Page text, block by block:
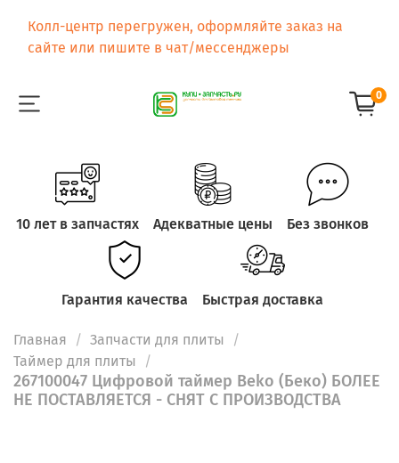
Колл-центр перегружен, оформляйте заказ на
сайте или пишите в чат/мессенджеры
0
10 лет в запчастях Адекватные цены Без звонков
Гарантия качества Быстрая доставка
Главная
Запчасти для плиты
Таймер для плиты
267100047 Цифровой таймер Beko (Беко) БОЛЕЕ
НЕ ПОСТАВЛЯЕТСЯ - СНЯТ С ПРОИЗВОДСТВА